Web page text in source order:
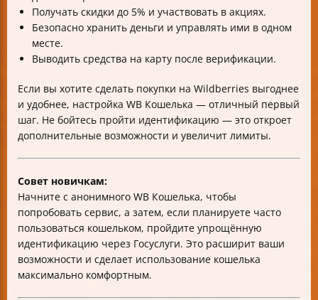
Получать скидки до 5% и участвовать в акциях.
Безопасно хранить деньги и управлять ими в одном
месте.
Выводить средства на карту после верификации.
Если вы хотите сделать покупки на Wildberries выгоднее
и удобнее, настройка WB Кошелька — отличный первый
шаг. Не бойтесь пройти идентификацию — это откроет
дополнительные возможности и увеличит лимиты.
Совет новичкам:
Начните с анонимного WB Кошелька, чтобы
попробовать сервис, а затем, если планируете часто
пользоваться кошельком, пройдите упрощённую
идентификацию через Госуслуги. Это расширит ваши
возможности и сделает использование кошелька
максимально комфортным.